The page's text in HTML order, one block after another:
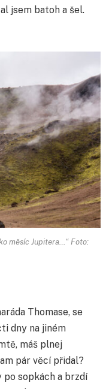
jsem batoh a šel.
měsíc Jupitera…“ Foto:
Thomase, se
dny na jiném
máš plnej
pár věcí přidal?
po sopkách a brzdí